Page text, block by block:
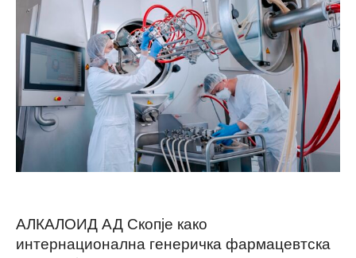
АЛКАЛОИД АД Скопје како
интернационална генеричка фармацевтска